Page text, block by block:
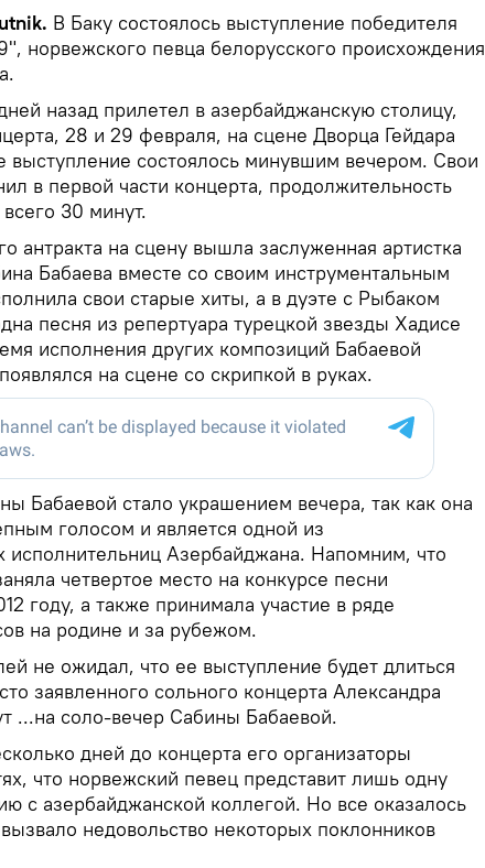
В Баку состоялось выступление победителя
норвежского певца белорусского происхождения
назад прилетел в азербайджанскую столицу,
28 и 29 февраля, на сцене Дворца Гейдара
выступление состоялось минувшим вечером. Свои
в первой части концерта, продолжительность
30 минут.
антракта на сцену вышла заслуженная артистка
Бабаева вместе со своим инструментальным
свои старые хиты, а в дуэте с Рыбаком
песня из репертуара турецкой звезды Хадисе
исполнения других композиций Бабаевой
на сцене со скрипкой в руках.
Бабаевой стало украшением вечера, так как она
голосом и является одной из
исполнительниц Азербайджана. Напомним, что
четвертое место на конкурсе песни
году, а также принимала участие в ряде
на родине и за рубежом.
не ожидал, что ее выступление будет длиться
заявленного сольного концерта Александра
...на соло-вечер Сабины Бабаевой.
дней до концерта его организаторы
что норвежский певец представит лишь одну
с азербайджанской коллегой. Но все оказалось
недовольство некоторых поклонников